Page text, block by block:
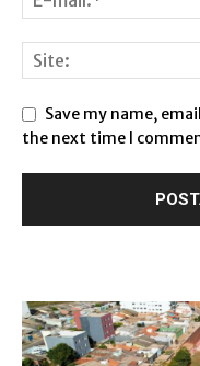
Save my name,
the next time I